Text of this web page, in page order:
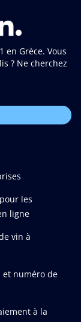
en Grèce. Vous
? Ne cherchez
les
ligne
vin à
et numéro de
à la